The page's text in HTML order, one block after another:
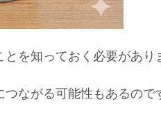
を知っておく必要があり
ながる可能性もあるので